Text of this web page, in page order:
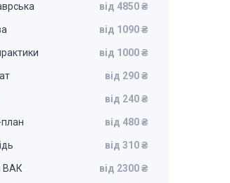
від 4850 ₴
від 1090 ₴
від 1000 ₴
від 290 ₴
від 240 ₴
план від 480 ₴
від 310 ₴
ВАК від 2300 ₴